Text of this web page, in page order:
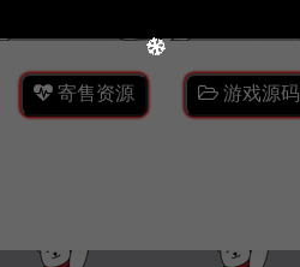
寄售资源 游戏源码